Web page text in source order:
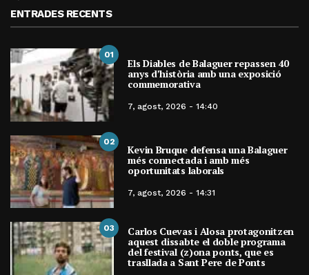
ENTRADES RECENTS
01
Els Diables de Balaguer repassen 40
anys d’història amb una exposició
commemorativa
7, agost, 2026 - 14:40
02
Kevin Bruque defensa una Balaguer
més connectada i amb més
oportunitats laborals
7, agost, 2026 - 14:31
03 Carlos Cuevas i Alosa protagonitzen
aquest dissabte el doble programa
del festival (z)ona ponts, que es
trasllada a Sant Pere de Ponts